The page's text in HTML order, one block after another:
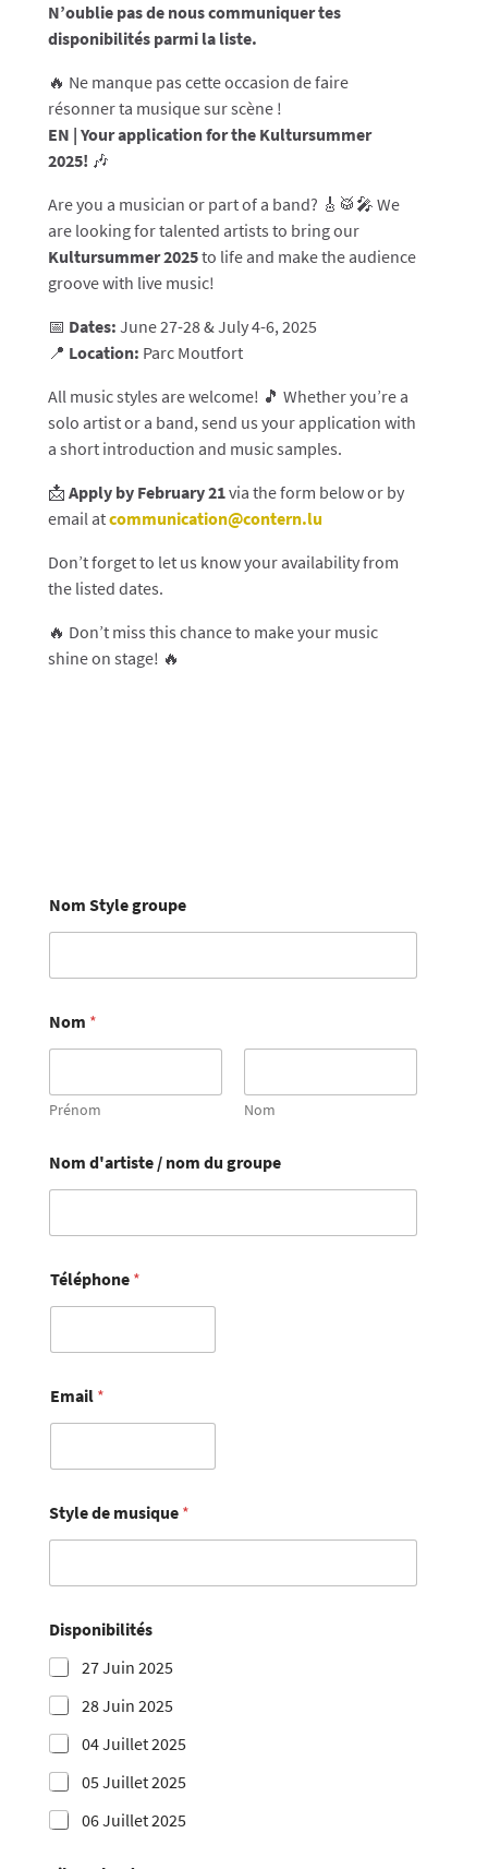
N’oublie pas de nous communiquer tes
disponibilités parmi la liste.
🔥 Ne manque pas cette occasion de faire
résonner ta musique sur scène !
EN | Your application for the Kultursummer
2025! 🎶
Are you a musician or part of a band? 🎸🥁🎤 We
are looking for talented artists to bring our
Kultursummer 2025to life and make the audience
groove with live music!
📅 Dates: June 27-28 & July 4-6, 2025
📍 Location: Parc Moutfort
All music styles are welcome! 🎵 Whether you’re a
solo artist or a band, send us your application with
a short introduction and music samples.
📩 Apply by February 21via the form below or by
email atcommunication@contern.lu
Don’t forget to let us know your availability from
the listed dates.
🔥 Don’t miss this chance to make your music
shine on stage! 🔥
Nom Style groupe
Nom *
Prénom Nom
Nom d'artiste / nom du groupe
Téléphone *
Email *
Style de musique *
Disponibilités
27 Juin 2025
28 Juin 2025
04 Juillet 2025
05 Juillet 2025
06 Juillet 2025